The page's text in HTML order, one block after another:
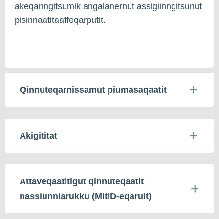
akeqanngitsumik angalanernut assigiinngitsunut
pisinnaatitaaffeqarputit.
Qinnuteqarnissamut piumasaqaatit
Akigititat
Attaveqaatitigut qinnuteqaatit
nassiunniarukku (MitID-eqaruit)